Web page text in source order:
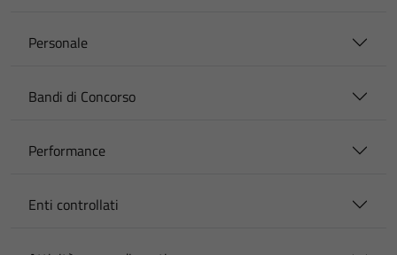
Personale
Bandi di Concorso
Performance
Enti controllati